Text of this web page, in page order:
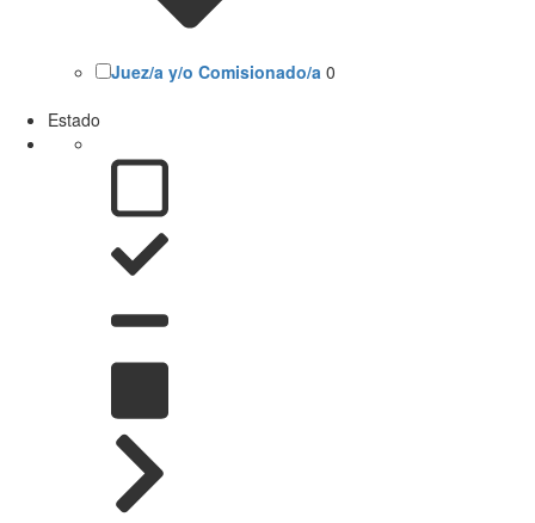
Juez/a y/o Comisionado/a 0
Estado